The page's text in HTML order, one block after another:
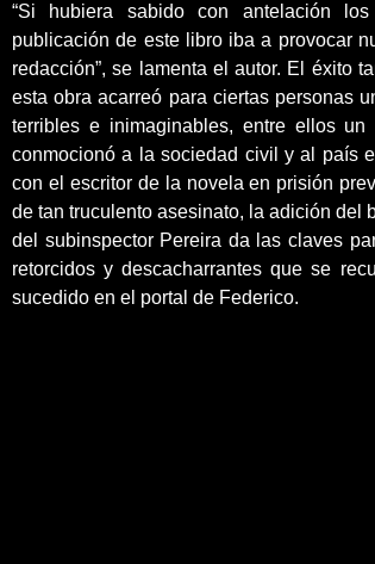
“Si hubiera sabido con antelación
publicación de este libro iba a provocar
redacción”, se lamenta el autor. El éxito
esta obra acarreó para ciertas personas
terribles e inimaginables, entre ellos
conmocionó a la sociedad civil y al país
con el escritor de la novela en prisión
de tan truculento asesinato, la adición del
del subinspector Pereira da las claves
retorcidos y descacharrantes que se
sucedido en el portal de Federico.